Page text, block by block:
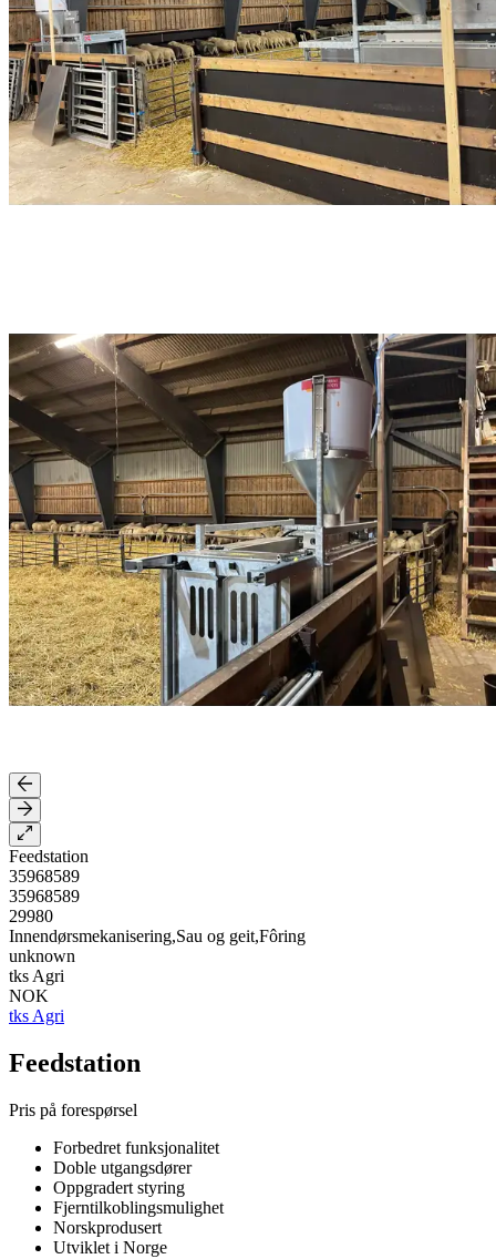
Feedstation
35968589
35968589
29980
Innendørsmekanisering,Sau og geit,Fôring
unknown
tks Agri
NOK
tks Agri
Feedstation
Pris på forespørsel
Forbedret funksjonalitet
Doble utgangsdører
Oppgradert styring
Fjerntilkoblingsmulighet
Norskprodusert
Utviklet i Norge